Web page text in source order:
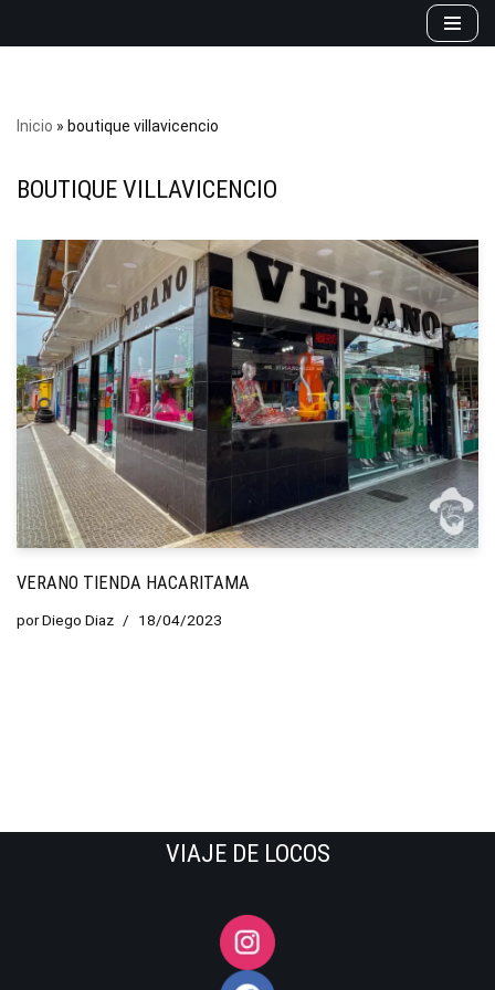
Inicio » boutique villavicencio
BOUTIQUE VILLAVICENCIO
VERANO TIENDA HACARITAMA
porDiego Diaz 18/04/2023
VIAJE DE LOCOS